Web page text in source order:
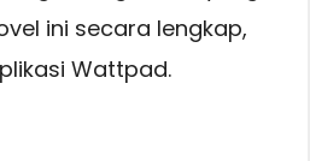
ini secara lengkap,
Wattpad.